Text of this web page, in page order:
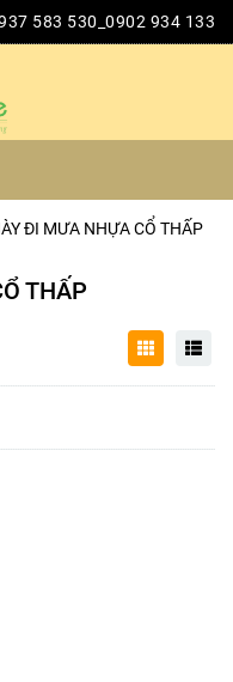
583 530_0902 934 133
ĐI MƯA NHỰA CỔ THẤP
THẤP